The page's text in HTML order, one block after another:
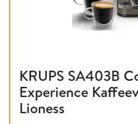
KRUPS SA403B
Experience
Lioness